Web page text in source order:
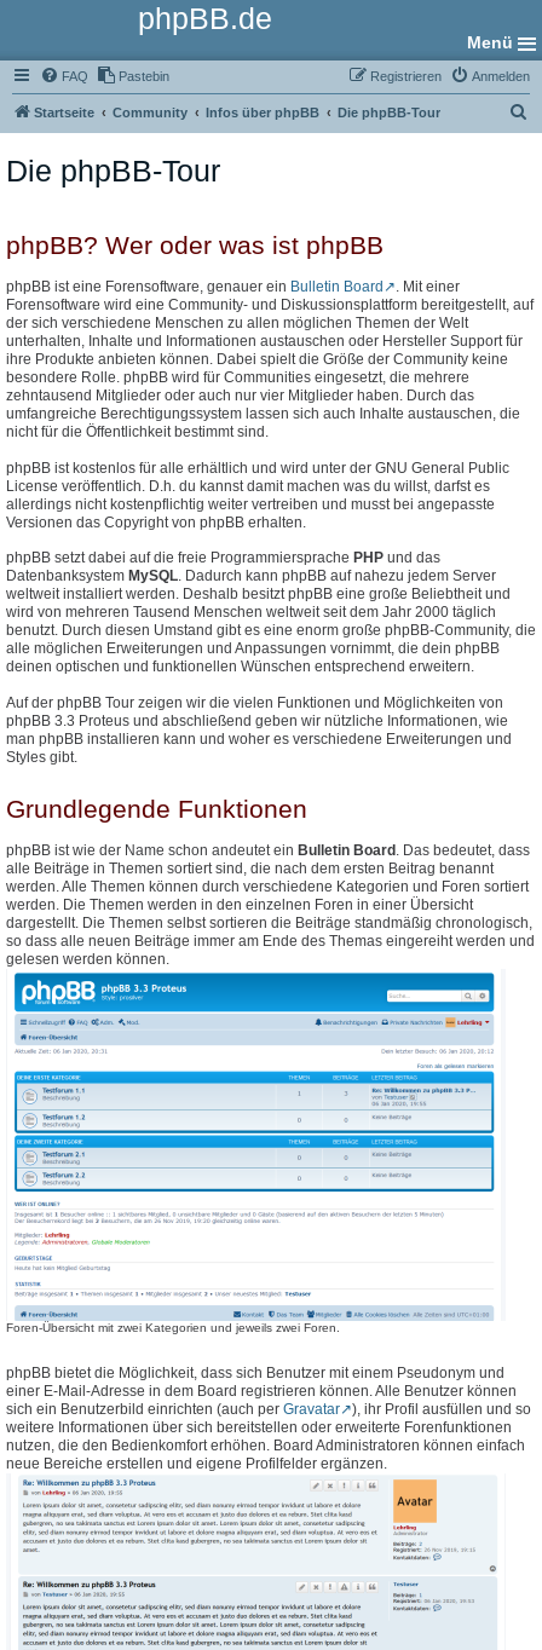
phpBB.de
Menü
FAQ Pastebin Anmelden
Registrieren
Startseite Community Infos über phpBB Die phpBB-Tour
Die phpBB-Tour
phpBB? Wer oder was ist phpBB
phpBB ist eine Forensoftware, genauer ein Bulletin Board
. Mit einer
Forensoftware wird eine Community- und Diskussionsplattform bereitgestellt, auf
der sich verschiedene Menschen zu allen möglichen Themen der Welt
unterhalten, Inhalte und Informationen austauschen oder Hersteller Support für
ihre Produkte anbieten können. Dabei spielt die Größe der Community keine
besondere Rolle. phpBB wird für Communities eingesetzt, die mehrere
zehntausend Mitglieder oder auch nur vier Mitglieder haben. Durch das
umfangreiche Berechtigungssystem lassen sich auch Inhalte austauschen, die
nicht für die Öffentlichkeit bestimmt sind.
phpBB ist kostenlos für alle erhältlich und wird unter der GNU General Public
License veröffentlich. D.h. du kannst damit machen was du willst, darfst es
allerdings nicht kostenpflichtig weiter vertreiben und musst bei angepasste
Versionen das Copyright von phpBB erhalten.
phpBB setzt dabei auf die freie Programmiersprache PHP und das
Datenbanksystem MySQL. Dadurch kann phpBB auf nahezu jedem Server
weltweit installiert werden. Deshalb besitzt phpBB eine große Beliebtheit und
wird von mehreren Tausend Menschen weltweit seit dem Jahr 2000 täglich
benutzt. Durch diesen Umstand gibt es eine enorm große phpBB-Community, die
alle möglichen Erweiterungen und Anpassungen vornimmt, die dein phpBB
deinen optischen und funktionellen Wünschen entsprechend erweitern.
Auf der phpBB Tour zeigen wir die vielen Funktionen und Möglichkeiten von
phpBB 3.3 Proteus und abschließend geben wir nützliche Informationen, wie
man phpBB installieren kann und woher es verschiedene Erweiterungen und
Styles gibt.
Grundlegende Funktionen
phpBB ist wie der Name schon andeutet ein Bulletin Board . Das bedeutet, dass
alle Beiträge in Themen sortiert sind, die nach dem ersten Beitrag benannt
werden. Alle Themen können durch verschiedene Kategorien und Foren sortiert
werden. Die Themen werden in den einzelnen Foren in einer Übersicht
dargestellt. Die Themen selbst sortieren die Beiträge standmäßig chronologisch,
so dass alle neuen Beiträge immer am Ende des Themas eingereiht werden und
gelesen werden können.
Foren-Übersicht mit zwei Kategorien und jeweils zwei Foren.
phpBB bietet die Möglichkeit, dass sich Benutzer mit einem Pseudonym und
einer E-Mail-Adresse in dem Board registrieren können. Alle Benutzer können
sich ein Benutzerbild einrichten (auch per Gravatar
), ihr Profil ausfüllen und so
weitere Informationen über sich bereitstellen oder erweiterte Forenfunktionen
nutzen, die den Bedienkomfort erhöhen. Board Administratoren können einfach
neue Bereiche erstellen und eigene Profilfelder ergänzen.